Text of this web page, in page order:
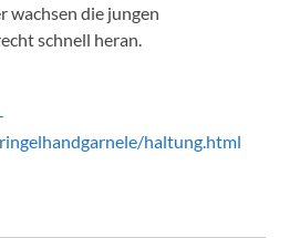
wachsen die jungen
schnell heran.
haltung.html